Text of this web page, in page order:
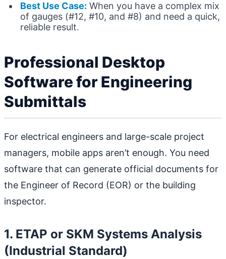
Best Use Case: When you have a complex mix
of gauges (#12, #10, and #8) and need a quick,
reliable result.
Professional Desktop
Software for Engineering
Submittals
For electrical engineers and large-scale project
managers, mobile apps aren’t enough. You need
software that can generate official documents for
the Engineer of Record (EOR) or the building
inspector.
1. ETAP or SKM Systems Analysis
(Industrial Standard)